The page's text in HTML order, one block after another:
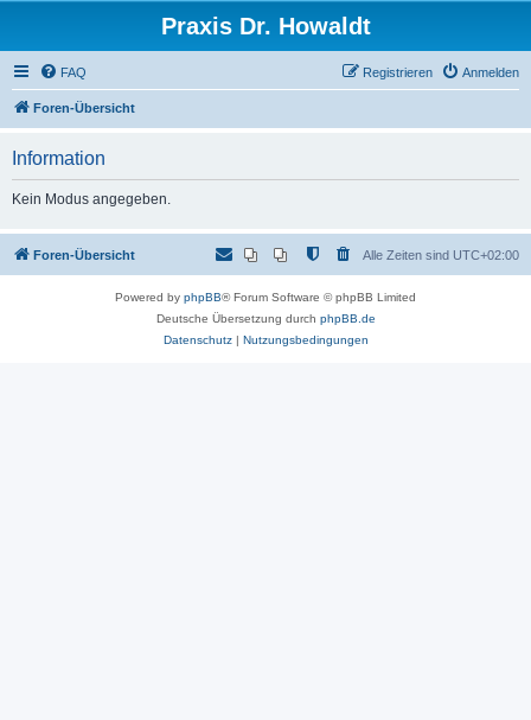
Praxis Dr. Howaldt
FAQ Anmelden
Registrieren
Foren-Übersicht
Information
Kein Modus angegeben.
Foren-Übersicht Alle Zeiten sind UTC+02:00
Powered by phpBB® Forum Software © phpBB Limited
Deutsche Übersetzung durch phpBB.de
Datenschutz| Nutzungsbedingungen